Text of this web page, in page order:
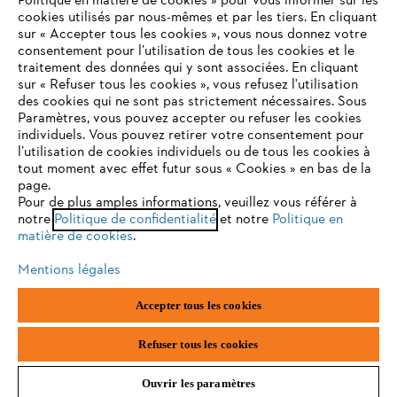
VOTRE NAVIGATEUR INTERNET
N'EST PLUS PRIS EN CHARGE
Vous utilisez un navigateur Internet que nous ne prenons plus
en charge, et certaines fonctionnalités de notre site ne
peuvent fonctionner correctement. Pour une utilisation
optimale de notre site, nous vous recommandons de passer à
l'un des navigateurs suivants :
firefox chrome
edge
cookies utilisés par nous-mêmes et par les tiers. En cliquant
sur « Accepter tous les cookies », vous nous donnez votre
consentement pour l’utilisation de tous les cookies et le
traitement des données qui y sont associées. En cliquant
sur « Refuser tous les cookies », vous refusez l'utilisation
des cookies qui ne sont pas strictement nécessaires. Sous
Paramètres, vous pouvez accepter ou refuser les cookies
individuels. Vous pouvez retirer votre consentement pour
l’utilisation de cookies individuels ou de tous les cookies à
tout moment avec effet futur sous « Cookies » en bas de la
page.
Pour de plus amples informations, veuillez vous référer à
notre Politique de confidentialitéet notre Politique en
matière de cookies.
Mentions légales
Accepter tous les cookies
Refuser tous les cookies
Ouvrir les paramètres